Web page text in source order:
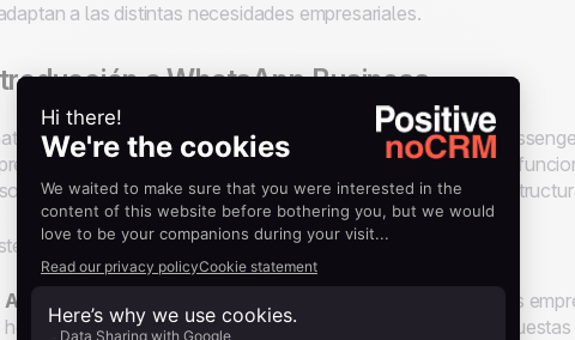
a las distintas necesidades empresariales.
a WhatsApp Business
Business es una versión extendida del WhatsApp
gestionen mejor la comunicación con clientes. Ofrece
del perfil, respuestas automáticas y mensajes
dos versiones principales:
Aplicación WhatsApp Business
– Pensada para pequeñas
herramientas esenciales como respuestas automáticas,